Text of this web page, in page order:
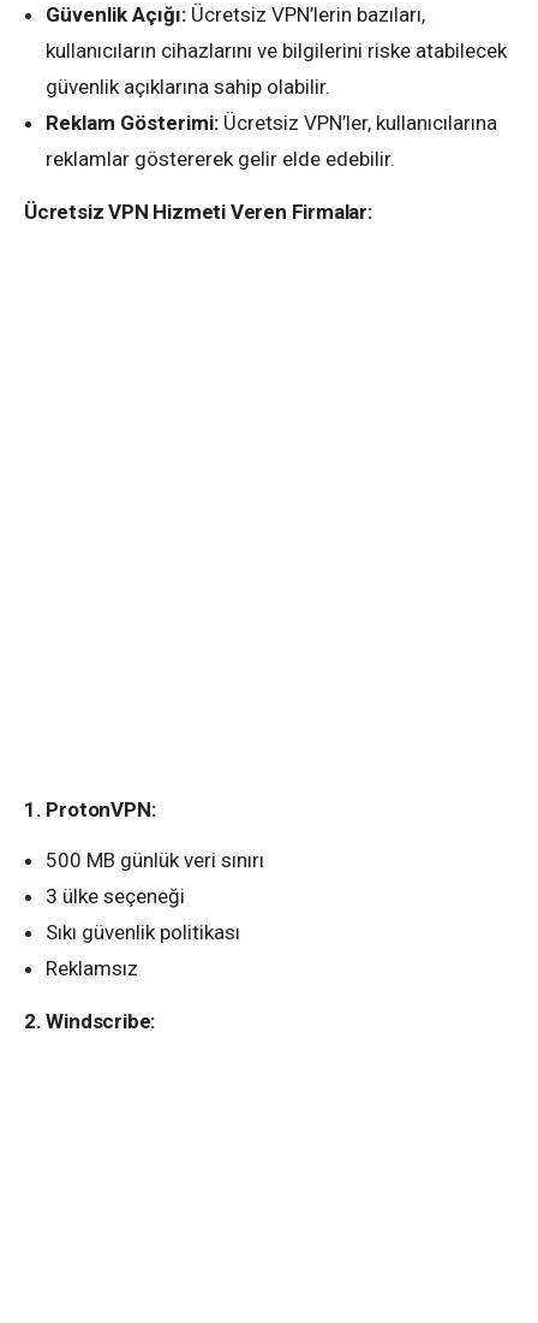
Güvenlik Açığı: Ücretsiz VPN’lerin bazıları,
kullanıcıların cihazlarını ve bilgilerini riske atabilecek
güvenlik açıklarına sahip olabilir.
Reklam Gösterimi: Ücretsiz VPN’ler, kullanıcılarına
reklamlar göstererek gelir elde edebilir.
Ücretsiz VPN Hizmeti Veren Firmalar:
1. ProtonVPN:
500 MB günlük veri sınırı
3 ülke seçeneği
Sıkı güvenlik politikası
Reklamsız
2. Windscribe: